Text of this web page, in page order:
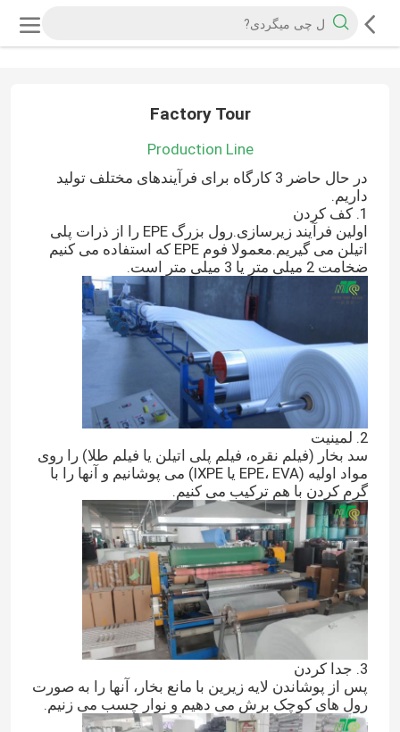
Factory Tour
Production Line
در حال حاضر 3 کارگاه برای فرآیندهای مختلف تولید
داریم.
1. کف کردن
اولین فرآیند زیرسازی.رول بزرگ EPE را از ذرات پلی
اتیلن می گیریم.معمولا فوم EPE که استفاده می کنیم
ضخامت 2 میلی متر یا 3 میلی متر است.
2. لمینیت
سد بخار (فیلم نقره، فیلم پلی اتیلن یا فیلم طلا) را روی
مواد اولیه (EPE، EVA یا IXPE) می پوشانیم و آنها را با
گرم کردن با هم ترکیب می کنیم.
3. جدا کردن
پس از پوشاندن لایه زیرین با مانع بخار، آنها را به صورت
رول های کوچک برش می دهیم و نوار چسب می زنیم.